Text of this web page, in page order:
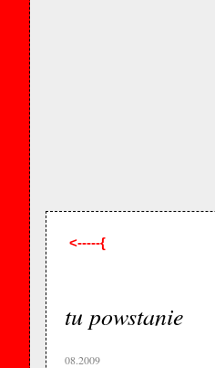
<-----{
tu powstanie
08.2009